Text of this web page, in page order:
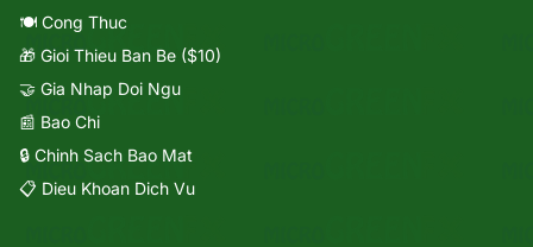
🍽️ Cong Thuc
🎁 Gioi Thieu Ban Be ($10)
🤝 Gia Nhap Doi Ngu
📰 Bao Chi
🔒 Chinh Sach Bao Mat
📋 Dieu Khoan Dich Vu